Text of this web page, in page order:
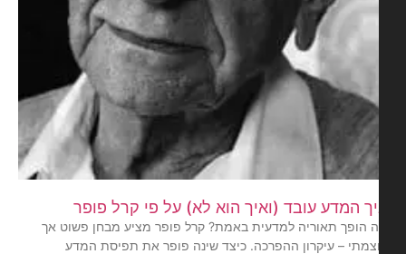
המדע עובד (ואיך הוא לא) על פי קרל פופר
הופך תאוריה למדעית באמת? קרל פופר מציע מבחן פשוט אך
– עיקרון ההפרכה. כיצד שינה פופר את תפיסת המדע